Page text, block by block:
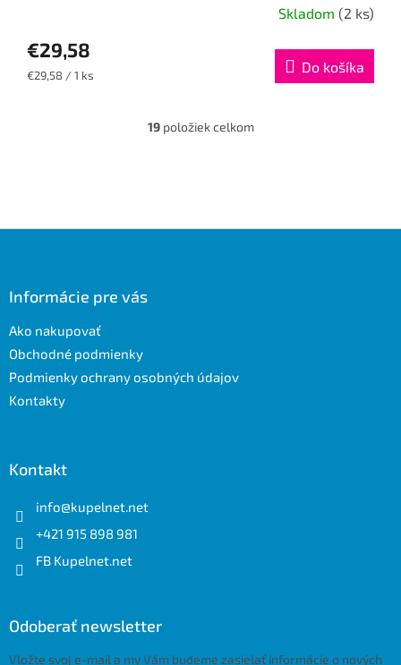
Skladom (2 ks)
€29,58
Jednotková
€29,58 / 1 ks Do košíka
O
c
v
ý
19položiek celkom
Informácie pre vás
Ako nakupovať
Obchodné podmienky
Podmienky ochrany osobných údajov
Kontakty
Kontakt
info@kupelnet.net
+421 915 898 981
FB Kupelnet.net
Odoberať newsletter
Vložte svoj e-mail a my Vám budeme zasielať informácie o nových